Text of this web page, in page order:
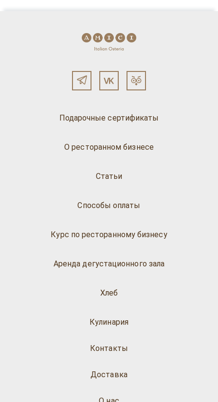
Подарочные сертификаты
О ресторанном бизнесе
Статьи
Способы оплаты
Курс по ресторанному бизнесу
Аренда дегустационного зала
Хлеб
Кулинария
Доставка
Контакты